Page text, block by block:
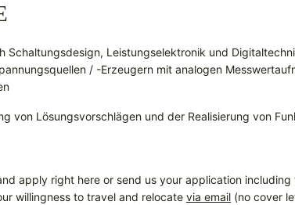
Schaltungsdesign, Leistungselektronik und
/ -Erzeugern mit analogen
von Lösungsvorschlägen und der Realisierung von
apply right here or send us your application
willingness to travel and relocate via email (no cover